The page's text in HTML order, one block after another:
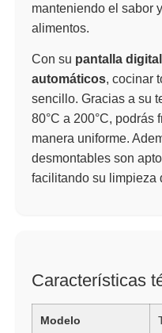
manteniendo el sabor
alimentos.
Con su pantalla
automáticos, cocinar
sencillo. Gracias a su
80°C a 200°C, podrás
manera uniforme.
desmontables son
facilitando su limpieza
Características
Modelo